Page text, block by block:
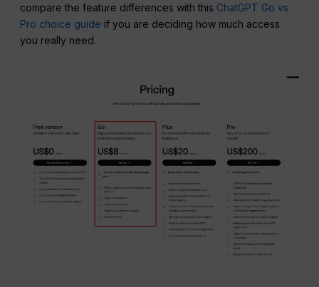
compare the feature differences with this ChatGPT Go vs
Pro choice guide if you are deciding how much access
you really need.